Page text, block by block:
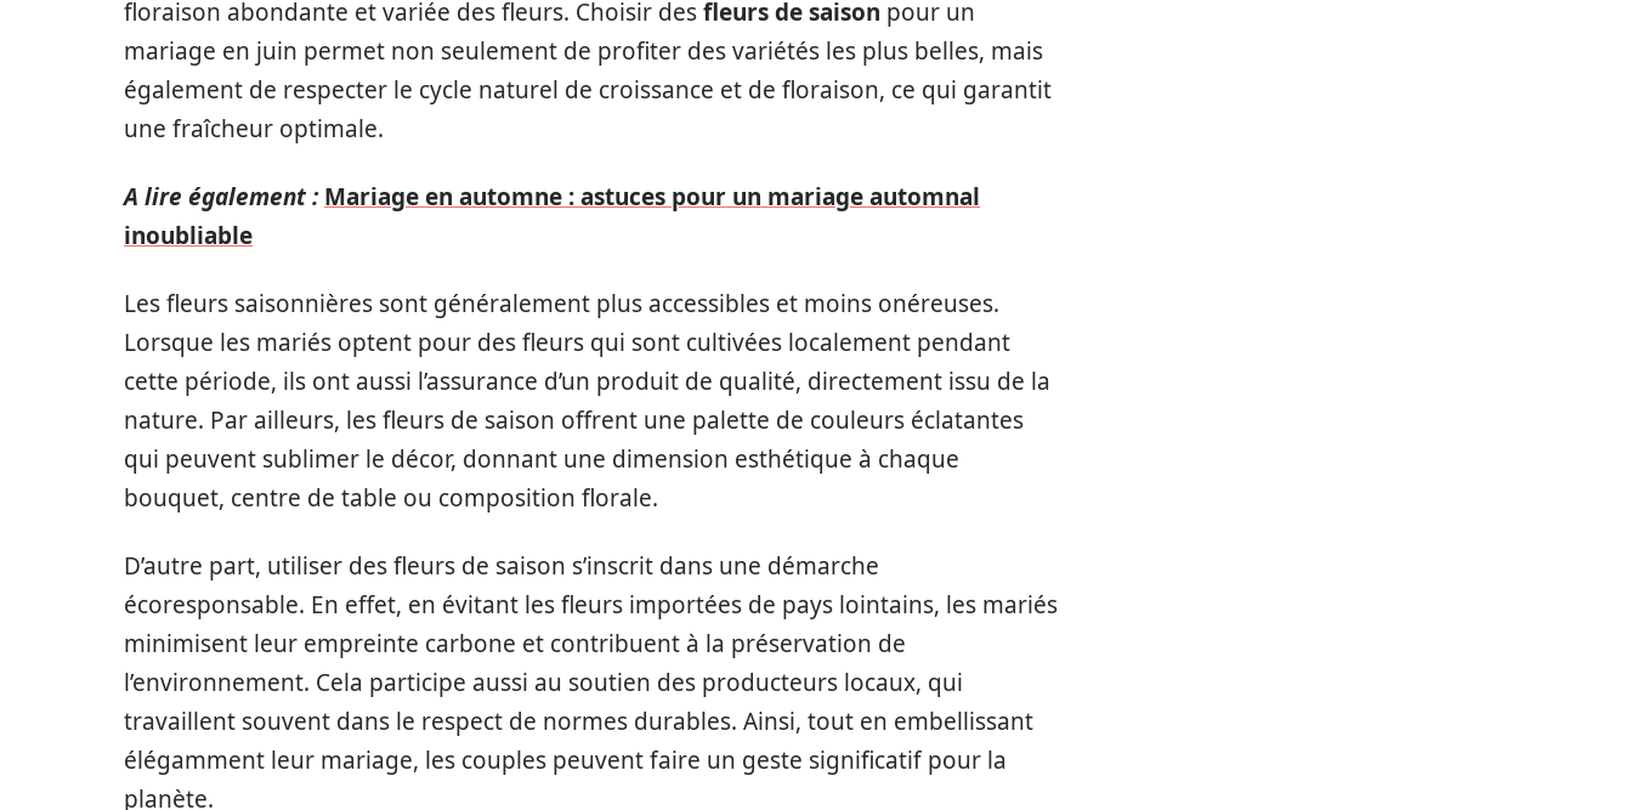
floraison abondante et variée des fleurs. Choisir desfleurs de saison pour un
mariage en juin permet non seulement de profiter des variétés les plus belles, mais
également de respecter le cycle naturel de croissance et de floraison, ce qui garantit
une fraîcheur optimale.
A lire également : Mariage en automne : astuces pour un mariage automnal
inoubliable
Les fleurs saisonnières sont généralement plus accessibles et moins onéreuses.
Lorsque les mariés optent pour des fleurs qui sont cultivées localement pendant
cette période, ils ont aussi l’assurance d’un produit de qualité, directement issu de la
nature. Par ailleurs, les fleurs de saison offrent une palette de couleurs éclatantes
qui peuvent sublimer le décor, donnant une dimension esthétique à chaque
bouquet, centre de table ou composition florale.
D’autre part, utiliser des fleurs de saison s’inscrit dans une démarche
écoresponsable. En effet, en évitant les fleurs importées de pays lointains, les mariés
minimisent leur empreinte carbone et contribuent à la préservation de
l’environnement. Cela participe aussi au soutien des producteurs locaux, qui
travaillent souvent dans le respect de normes durables. Ainsi, tout en embellissant
élégamment leur mariage, les couples peuvent faire un geste significatif pour la
planète.